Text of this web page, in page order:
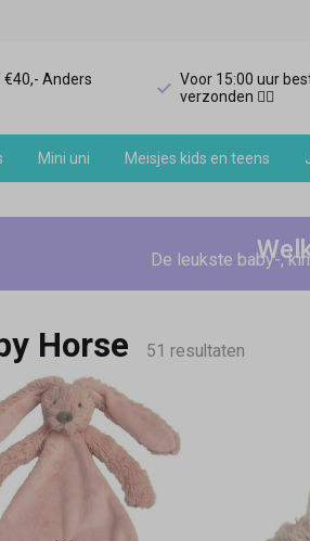
Anders
Voor 15:00 uur
verzonden 🏃‍♀️
Mini uni Meisjes kids en teens
De leukste baby-,
Horse 51 resultaten